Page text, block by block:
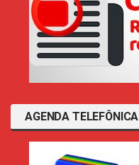
AGENDA TELEFÔNICA